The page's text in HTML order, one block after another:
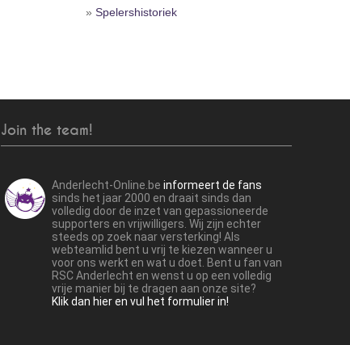
» Spelershistoriek
Join the team!
Anderlecht-Online.be informeert de fans
sinds het jaar 2000 en draait sinds dan
volledig door de inzet van gepassioneerde
supporters en vrijwilligers. Wij zijn echter
steeds op zoek naar versterking! Als
webteamlid bent u vrij te kiezen wanneer u
voor ons werkt en wat u doet. Bent u fan van
RSC Anderlecht en wenst u op een volledig
vrije manier bij te dragen aan onze site?
Klik dan hier en vul het formulier in!